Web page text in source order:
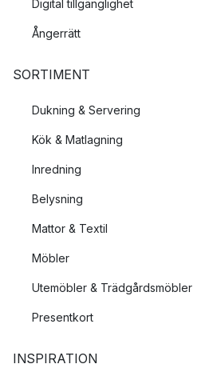
Digital tillgänglighet
Ångerrätt
SORTIMENT
Dukning & Servering
Kök & Matlagning
Inredning
Belysning
Mattor & Textil
Möbler
Utemöbler & Trädgårdsmöbler
Presentkort
INSPIRATION